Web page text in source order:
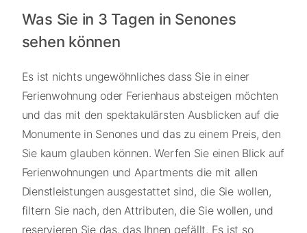
Was Sie in 3 Tagen in Senones
sehen können
Es ist nichts ungewöhnliches dass Sie in einer
Ferienwohnung oder Ferienhaus absteigen möchten
und das mit den spektakulärsten Ausblicken auf die
Monumente in Senones und das zu einem Preis, den
Sie kaum glauben können. Werfen Sie einen Blick auf
Ferienwohnungen und Apartments die mit allen
Dienstleistungen ausgestattet sind, die Sie wollen,
filtern Sie nach, den Attributen, die Sie wollen, und
reservieren Sie das, das Ihnen gefällt. Es ist so